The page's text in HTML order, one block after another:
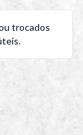
trocados